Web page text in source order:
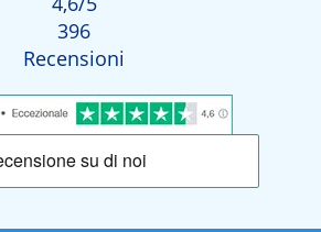
396
Recensioni